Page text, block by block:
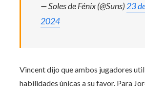
— Soles de Fénix (@Suns) 23
2024
Vincent dijo que ambos jugadores
habilidades únicas a su favor. Para